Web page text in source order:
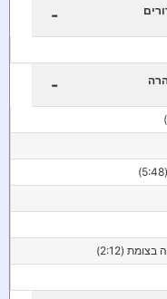
-
-
(2:12)